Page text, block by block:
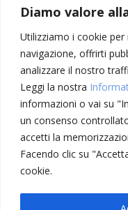
Diamo valore
Utilizziamo i cookie
navigazione, offrirti
analizzare il nostro
Leggi la nostra
informazioni o vai su
un consenso
accetti la
Facendo clic su
cookie.
CONTATTI
+39 041430239
+39 3355410024
Lun - Ven: 8:30 -
Sabato: 8:30 - 12:30